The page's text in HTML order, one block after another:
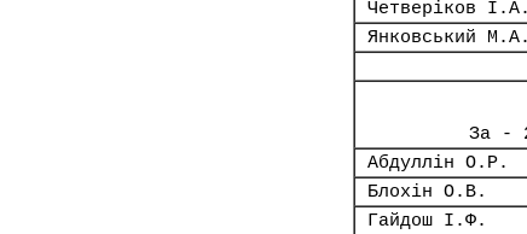
Четверіков І.А.
Янковський М.А.
За -
Абдуллін О.Р.
Блохін О.В.
Гайдош І.Ф.